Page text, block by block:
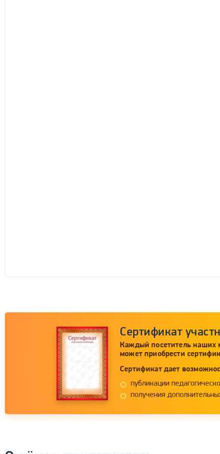
Сертификат
Каждый посетитель наших
может приобрести
Сертификат дает
публикации
получения